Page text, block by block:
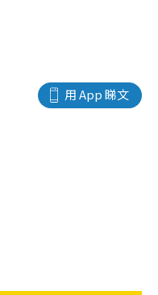
用 App 睇文